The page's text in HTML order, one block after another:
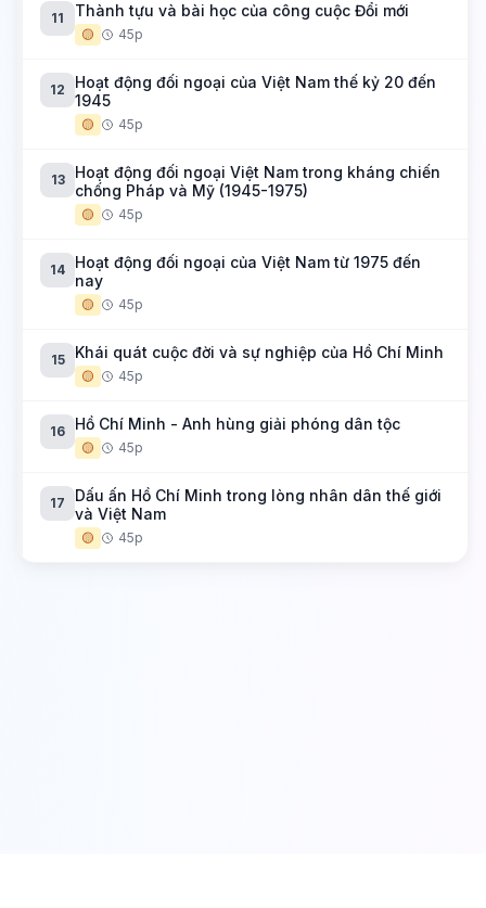
11 Thành tựu và bài học của công cuộc Đổi mới
🟡 45p
12
Hoạt động đối ngoại của Việt Nam thế kỷ 20 đến
1945
🟡 45p
13
Hoạt động đối ngoại Việt Nam trong kháng chiến
chống Pháp và Mỹ (1945-1975)
🟡 45p
14
Hoạt động đối ngoại của Việt Nam từ 1975 đến
nay
🟡 45p
15 Khái quát cuộc đời và sự nghiệp của Hồ Chí Minh
🟡 45p
16 Hồ Chí Minh - Anh hùng giải phóng dân tộc
🟡 45p
17
Dấu ấn Hồ Chí Minh trong lòng nhân dân thế giới
và Việt Nam
🟡 45p